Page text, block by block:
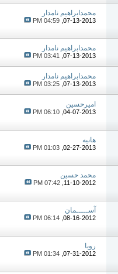
محمدابراهیم نامدار
07-13-2013,
04:59 PM
محمدابراهیم نامدار
07-13-2013,
03:41 PM
محمدابراهیم نامدار
07-13-2013,
03:25 PM
امیرحسین
04-07-2013,
06:10 PM
هانیه
02-27-2013,
01:03 PM
محمد حسین
11-10-2012,
07:42 PM
آســـــمان
08-16-2012,
06:14 PM
رویا
07-31-2012,
01:34 PM